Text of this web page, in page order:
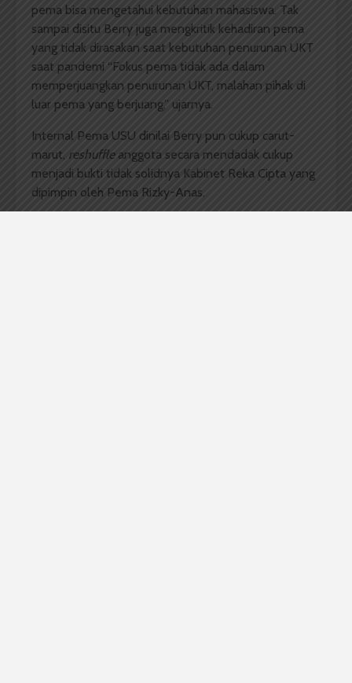
pema bisa mengetahui kebutuhan mahasiswa. Tak
sampai disitu Berry juga mengkritik kehadiran pema
yang tidak dirasakan saat kebutuhan penurunan UKT
saat pandemi “Fokus pema tidak ada dalam
memperjuangkan penurunan UKT, malahan pihak di
luar pema yang berjuang,” ujarnya.
Internal Pema USU dinilai Berry pun cukup carut-
marut, reshuffleanggota secara mendadak cukup
menjadi bukti tidak solidnya Kabinet Reka Cipta yang
dipimpin oleh Pema Rizky-Anas.